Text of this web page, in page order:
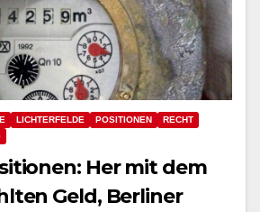
LICHTERFELDE POSITIONEN
RECHT
Her mit dem
Geld, Berliner